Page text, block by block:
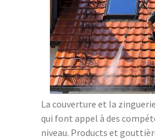
La couverture et la
qui font appel à des
niveau. Products et